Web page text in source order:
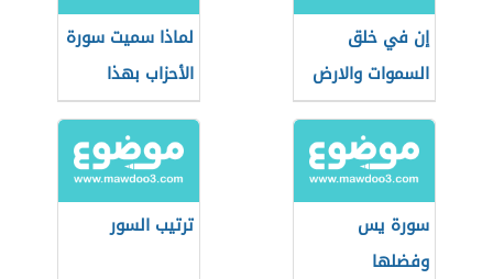
إن في خلق
السموات والارض
لماذا سميت سورة
الأحزاب بهذا
الاسم
سورة يس
وفضلها
ترتيب السور